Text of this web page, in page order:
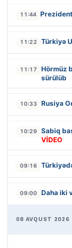
11:44
11:22 Türkiyə
11:17
Hörmüz
sürülüb
10:33 Rusiya
10:29 Sabiq
VİDEO
09:16
09:00 Daha iki
08 AVQUST 2026